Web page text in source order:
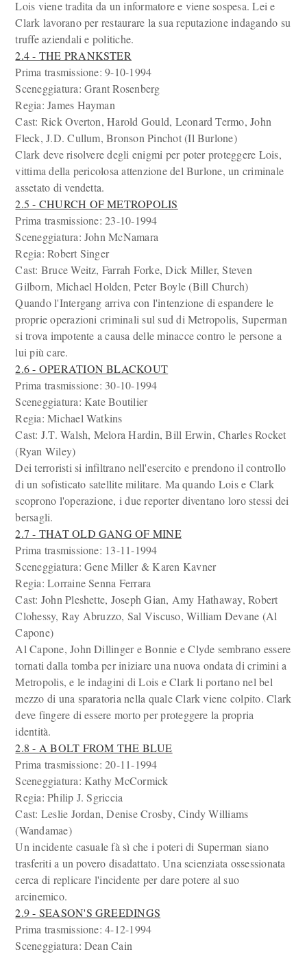
Lois viene tradita da un informatore e viene sospesa. Lei e
Clark lavorano per restaurare la sua reputazione indagando su
truffe aziendali e politiche.
2.4 - THE PRANKSTER
Prima trasmissione: 9-10-1994
Sceneggiatura: Grant Rosenberg
Regia: James Hayman
Cast: Rick Overton, Harold Gould, Leonard Termo, John
Fleck, J.D. Cullum, Bronson Pinchot (Il Burlone)
Clark deve risolvere degli enigmi per poter proteggere Lois,
vittima della pericolosa attenzione del Burlone, un criminale
assetato di vendetta.
2.5 - CHURCH OF METROPOLIS
Prima trasmissione: 23-10-1994
Sceneggiatura: John McNamara
Regia: Robert Singer
Cast: Bruce Weitz, Farrah Forke, Dick Miller, Steven
Gilborn, Michael Holden, Peter Boyle (Bill Church)
Quando l'Intergang arriva con l'intenzione di espandere le
proprie operazioni criminali sul sud di Metropolis, Superman
si trova impotente a causa delle minacce contro le persone a
lui più care.
2.6 - OPERATION BLACKOUT
Prima trasmissione: 30-10-1994
Sceneggiatura: Kate Boutilier
Regia: Michael Watkins
Cast: J.T. Walsh, Melora Hardin, Bill Erwin, Charles Rocket
(Ryan Wiley)
Dei terroristi si infiltrano nell'esercito e prendono il controllo
di un sofisticato satellite militare. Ma quando Lois e Clark
scoprono l'operazione, i due reporter diventano loro stessi dei
bersagli.
2.7 - THAT OLD GANG OF MINE
Prima trasmissione: 13-11-1994
Sceneggiatura: Gene Miller & Karen Kavner
Regia: Lorraine Senna Ferrara
Cast: John Pleshette, Joseph Gian, Amy Hathaway, Robert
Clohessy, Ray Abruzzo, Sal Viscuso, William Devane (Al
Capone)
Al Capone, John Dillinger e Bonnie e Clyde sembrano essere
tornati dalla tomba per iniziare una nuova ondata di crimini a
Metropolis, e le indagini di Lois e Clark li portano nel bel
mezzo di una sparatoria nella quale Clark viene colpito. Clark
deve fingere di essere morto per proteggere la propria
identità.
2.8 - A BOLT FROM THE BLUE
Prima trasmissione: 20-11-1994
Sceneggiatura: Kathy McCormick
Regia: Philip J. Sgriccia
Cast: Leslie Jordan, Denise Crosby, Cindy Williams
(Wandamae)
Un incidente casuale fà sì che i poteri di Superman siano
trasferiti a un povero disadattato. Una scienziata ossessionata
cerca di replicare l'incidente per dare potere al suo
arcinemico.
2.9 - SEASON'S GREEDINGS
Prima trasmissione: 4-12-1994
Sceneggiatura: Dean Cain